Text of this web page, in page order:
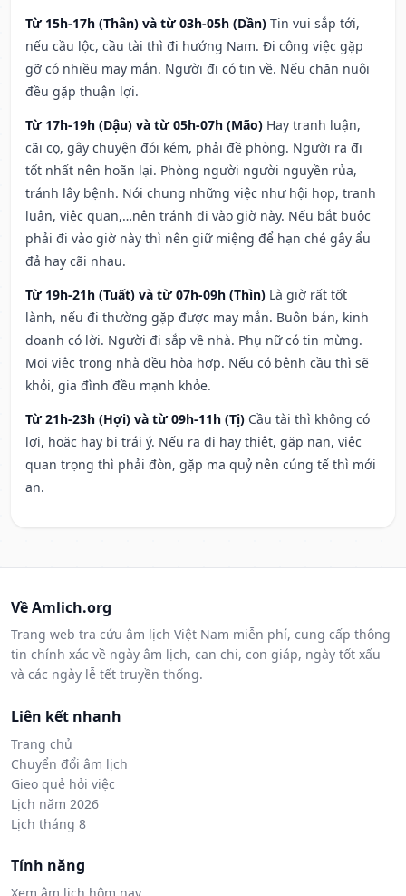
Từ 15h-17h (Thân) và từ 03h-05h (Dần) Tin vui sắp tới,
nếu cầu lộc, cầu tài thì đi hướng Nam. Đi công việc gặp
gỡ có nhiều may mắn. Người đi có tin về. Nếu chăn nuôi
đều gặp thuận lợi.
Từ 17h-19h (Dậu) và từ 05h-07h (Mão) Hay tranh luận,
cãi cọ, gây chuyện đói kém, phải đề phòng. Người ra đi
tốt nhất nên hoãn lại. Phòng người người nguyền rủa,
tránh lây bệnh. Nói chung những việc như hội họp, tranh
luận, việc quan,…nên tránh đi vào giờ này. Nếu bắt buộc
phải đi vào giờ này thì nên giữ miệng để hạn ché gây ẩu
đả hay cãi nhau.
Từ 19h-21h (Tuất) và từ 07h-09h (Thìn) Là giờ rất tốt
lành, nếu đi thường gặp được may mắn. Buôn bán, kinh
doanh có lời. Người đi sắp về nhà. Phụ nữ có tin mừng.
Mọi việc trong nhà đều hòa hợp. Nếu có bệnh cầu thì sẽ
khỏi, gia đình đều mạnh khỏe.
Từ 21h-23h (Hợi) và từ 09h-11h (Tị) Cầu tài thì không có
lợi, hoặc hay bị trái ý. Nếu ra đi hay thiệt, gặp nạn, việc
quan trọng thì phải đòn, gặp ma quỷ nên cúng tế thì mới
an.
Về Amlich.org
Trang web tra cứu âm lịch Việt Nam miễn phí, cung cấp thông
tin chính xác về ngày âm lịch, can chi, con giáp, ngày tốt xấu
và các ngày lễ tết truyền thống.
Liên kết nhanh
Trang chủ
Chuyển đổi âm lịch
Gieo quẻ hỏi việc
Lịch năm 2026
Lịch tháng 8
Tính năng